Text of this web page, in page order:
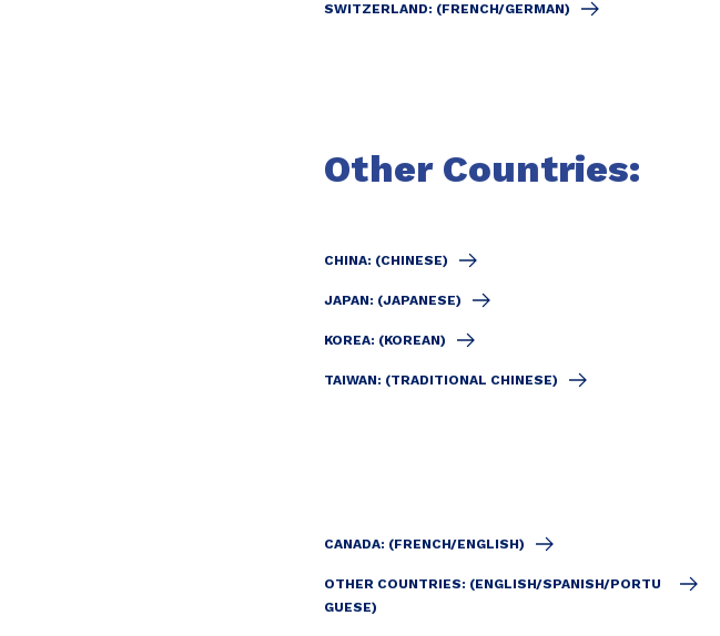
SWITZERLAND: (FRENCH/GERMAN)
Other Countries:
CHINA: (CHINESE)
JAPAN: (JAPANESE)
KOREA: (KOREAN)
TAIWAN: (TRADITIONAL CHINESE)
CANADA: (FRENCH/ENGLISH)
OTHER COUNTRIES: (ENGLISH/SPANISH/PORTU
GUESE)